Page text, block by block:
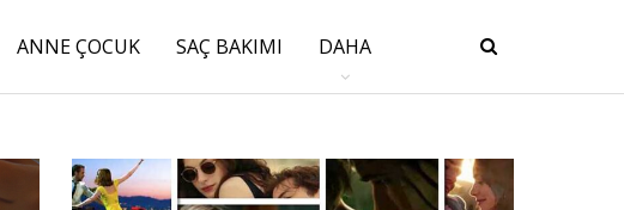
ANNE ÇOCUK SAÇ BAKIMI DAHA